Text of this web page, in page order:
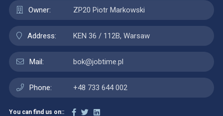
Owner: ZP20 Piotr Markowski
Address: KEN 36 / 112B, Warsaw
Mail: bok@jobtime.pl
Phone: +48 733 644 002
You can find us on::